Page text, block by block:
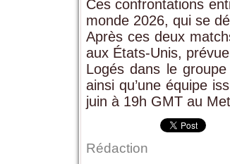
Ces confrontations
monde 2026, qui se
Après ces deux
aux États-Unis,
Logés dans le
ainsi qu’une équipe
juin à 19h GMT au
Rédaction